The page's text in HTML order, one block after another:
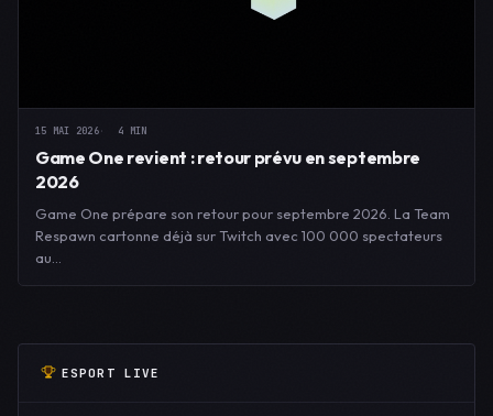
15 MAI 2026 4 MIN
Game One revient : retour prévu en septembre
2026
Game One prépare son retour pour septembre 2026. La Team
Respawn cartonne déjà sur Twitch avec 100 000 spectateurs
au…
ESPORT LIVE